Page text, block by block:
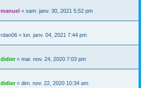
manuel « sam. janv. 30, 2021 5:52 pm
rdan06 « lun. janv. 04, 2021 7:44 pm
didier« mar. nov. 24, 2020 7:03 pm
didier« dim. nov. 22, 2020 10:34 am